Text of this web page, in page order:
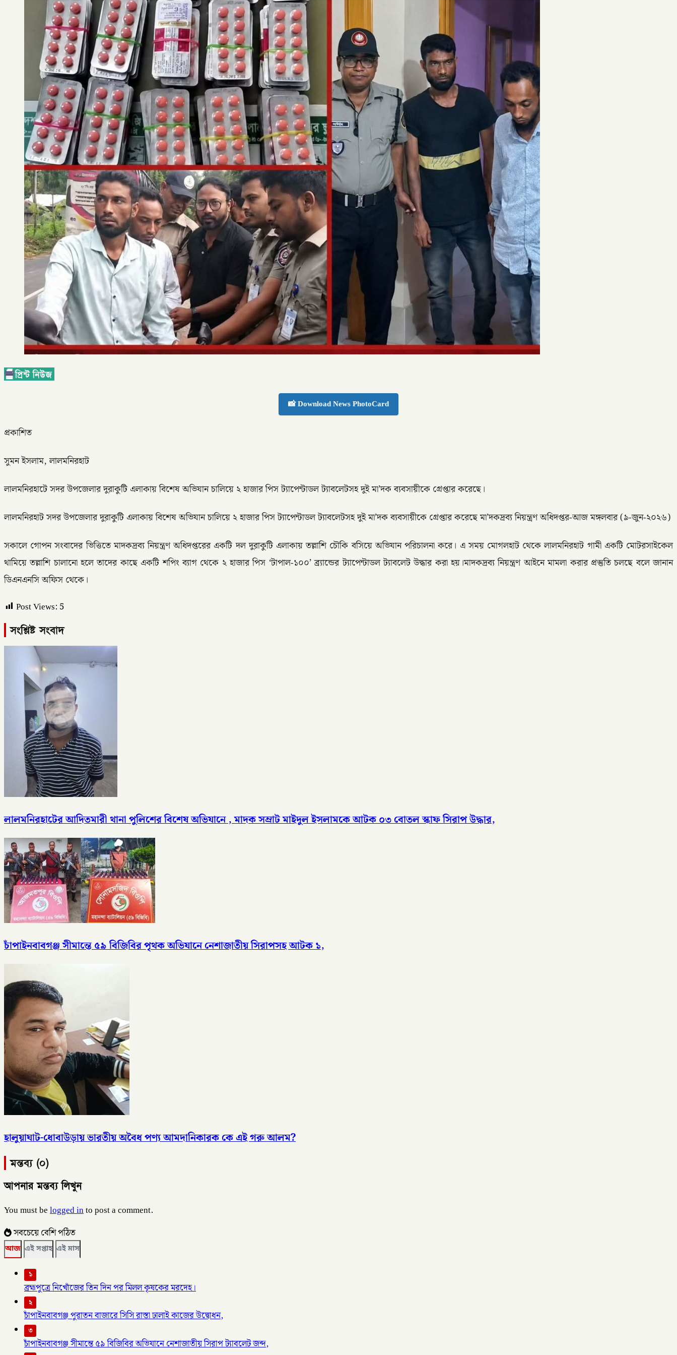
📸 Download News PhotoCard
প্রকাশিত
সুমন ইসলাম, লালমনিরহাট
লালমনিরহাটে সদর উপজেলার দুরাকুটি এলাকায় বিশেষ অভিযান চালিয়ে ২ হাজার পিস ট্যাপেন্টাডল ট্যাবলেটসহ দুই মা’দক ব্যবসায়ীকে গ্রেপ্তার করেছে।
লালমনিরহাট সদর উপজেলার দুরাকুটি এলাকায় বিশেষ অভিযান চালিয়ে ২ হাজার পিস ট্যাপেন্টাডল ট্যাবলেটসহ দুই মা’দক ব্যবসায়ীকে গ্রেপ্তার করেছে মা’দকদ্রব্য নিয়ন্ত্রণ অধিদপ্তর-আজ মঙ্গলবার (৯-জুন-২০২৬)
সকালে গোপন সংবাদের ভিত্তিতে মাদকদ্রব্য নিয়ন্ত্রণ অধিদপ্তরের একটি দল দুরাকুটি এলাকায় তল্লাশি চৌকি বসিয়ে অভিযান পরিচালনা করে। এ সময় মোগলহাট থেকে লালমনিরহাট গামী একটি মোটরসাইকেল
থামিয়ে তল্লাশি চালানো হলে তাদের কাছে একটি শপিং ব্যাগ থেকে ২ হাজার পিস ‘টাপাল-১০০’ ব্র্যান্ডের ট্যাপেন্টাডল ট্যাবলেট উদ্ধার করা হয়।মাদকদ্রব্য নিয়ন্ত্রণ আইনে মামলা করার প্রস্তুতি চলছে বলে জানান
ডিএনএনসি অফিস থেকে।
Post Views: 5
সংশ্লিষ্ট সংবাদ
লালমনিরহাটের আদিতমারী থানা পুলিশের বিশেষ অভিযানে , মাদক সম্রাট মাইদুল ইসলামকে আটক ০৩ বোতল স্কাফ সিরাপ উদ্ধার,
চাঁপাইনবাবগঞ্জ সীমান্তে ৫৯ বিজিবির পৃথক অভিযানে নেশাজাতীয় সিরাপসহ আটক ১,
হালুয়াঘাট-ধোবাউড়ায় ভারতীয় অবৈধ পণ্য আমদানিকারক কে এই গরু আলম?
মন্তব্য (০)
আপনার মন্তব্য লিখুন
You must belogged into post a comment.
সবচেয়ে বেশি পঠিত
আজ এই সপ্তাহ এই মাস
১
ব্রহ্মপুত্রে নিখোঁজের তিন দিন পর মিলল কৃষকের মরদেহ।
২
চাঁপাইনবাবগঞ্জ পুরাতন বাজারে সিসি রাস্তা ঢালাই কাজের উদ্বোধন,
৩
চাঁপাইনবাবগঞ্জ সীমান্তে ৫৯ বিজিবির অভিযানে নেশাজাতীয় সিরাপ ট্যাবলেট জব্দ,